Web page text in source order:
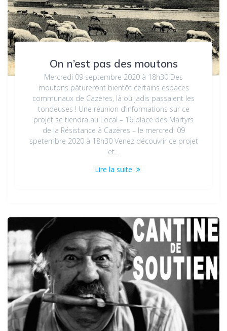
On n’est pas des moutons
Mercredi 09 septembre 2020 à 18h30 Des
moutons pâtureront bientôt certains espaces
communaux de Cazères, là où jadis passaient les
tondeuses ! Une réunion d’informations sur ce
projet se tiendra au Local – 16 place des Martyrs
de la Résistance à Cazères – le mercredi 09
spetembre 2020 à 18h30 Venez découvrir ce projet
et…
Lire la suite